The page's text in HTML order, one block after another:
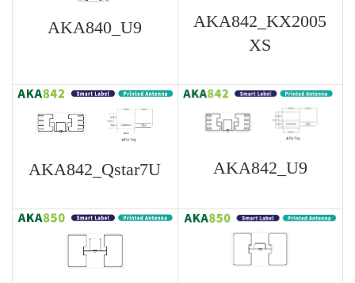
AKA840_U9
AKA842_KX2005
XS
AKA842_Qstar7U AKA842_U9